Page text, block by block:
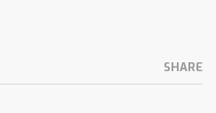
SHARE